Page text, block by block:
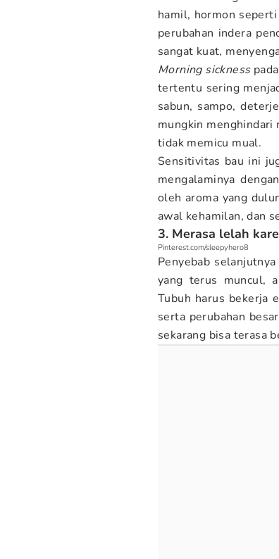
hamil, hormon
perubahan indera
sangat kuat,
Morning sickness
tertentu sering
sabun, sampo,
mungkin menghindari
tidak memicu mual.
Sensitivitas bau ini
mengalaminya
oleh aroma yang
awal kehamilan, dan
3. Merasa lelah
Pinterest.com/sleepyhero8
Penyebab
yang terus muncul,
Tubuh harus bekerja
serta perubahan
sekarang bisa terasa